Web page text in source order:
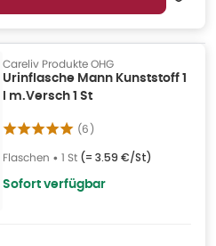
Careliv Produkte OHG
Urinflasche Mann Kunststoff 1
l m.Versch 1 St
(6)
Flaschen • 1 St (= 3.59 €/St)
Sofort verfügbar